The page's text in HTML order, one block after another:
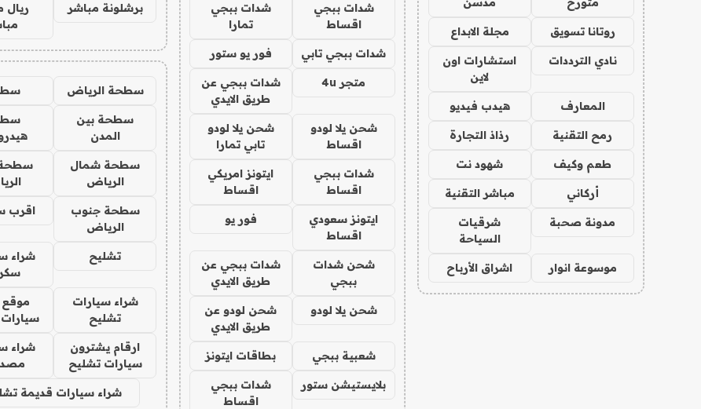
روتانا تسويق مجلة الابداع
نادي الترددات
استشارات اون
لاين
المعارف هيدب فيديو
رمح التقنية رذاذ التجارة
طعم وكيف شهود نت
أركاني مباشر التقنية
مدونة صحبة
شرقيات
السياحة
موسوعة انوار اشراق الأرباح
شدات ببجي
اقساط
شدات ببجي
تمارا
شدات ببجي تابي فور يو ستور
متجر 4u
شدات ببجي عن
طريق الايدي
شحن يلا لودو
اقساط
شحن يلا لودو
تابي تمارا
شدات ببجي
اقساط
ايتونز امريكي
اقساط
ايتونز سعودي
اقساط
فور يو
شحن شدات
ببجي
شدات ببجي عن
طريق الايدي
شحن يلا لودو
شحن لودو عن
طريق الايدي
شعبية ببجي بطاقات ايتونز
بلايستيشن ستور
شدات ببجي
اقساط
برشلونة مباشر
ريال
سطحة الرياض
سطحة بين
المدن
سطحة شمال
الرياض
سطحة جنوب
الرياض
اقرب
تشليح
شراء
شراء سيارات
تشليح
موقع
ارقام يشترون
سيارات تشليح
شراء
شراء سيارات قديمة